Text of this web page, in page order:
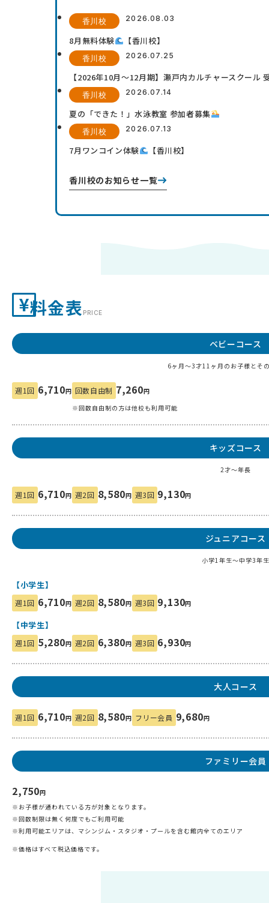
香川校 2026.08.03
8月無料体験 【香川校】
香川校 2026.07.25
【2026年10月〜12月期】瀬戸内カルチャースクール
香川校 2026.07.14
夏の「できた！」水泳教室 参加者募集
香川校 2026.07.13
7月ワンコイン体験 【香川校】
香川校のお知らせ一覧
料金表 PRICE
ベビーコース
6ヶ月～3才11ヶ月のお子様とそ
週1回 6,710円 回数自由制 7,260円
※回数自由制の方は他校も利用可能
キッズコース
2才〜年長
週1回 6,710円 週2回 8,580円 週3回 9,130円
ジュニアコース
小学1年生〜中学3年生
【小学生】
週1回 6,710円 週2回 8,580円 週3回 9,130円
【中学生】
週1回 5,280円 週2回 6,380円 週3回 6,930円
大人コース
週1回 6,710円 週2回 8,580円 フリー会員 9,680円
ファミリー会員
2,750円
※お子様が通われている方が対象となります。
※回数制限は無く何度でもご利用可能
※利用可能エリアは、マシンジム・スタジオ・プールを含む館内全てのエリア
※価格はすべて税込価格です。